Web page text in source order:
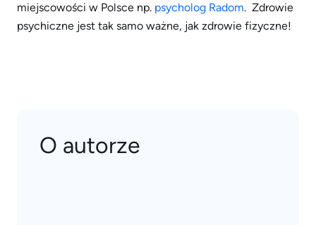
miejscowości w Polsce np. psycholog Radom. Zdrowie
psychiczne jest tak samo ważne, jak zdrowie fizyczne!
O autorze